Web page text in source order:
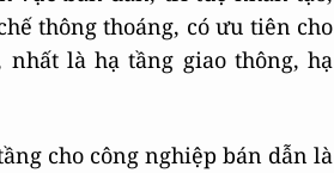
thông thoáng, có ưu tiên cho
là hạ tầng giao thông, hạ
cho công nghiệp bán dẫn là